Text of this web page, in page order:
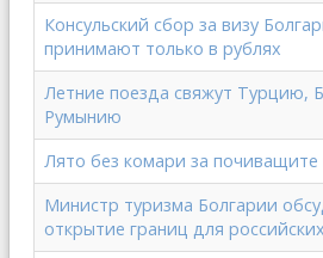
Консульский сбор за визу
принимают только в рублях
Летние поезда свяжут Турцию,
Румынию
Лято без комари за почиващите
Министр туризма Болгарии
открытие границ для